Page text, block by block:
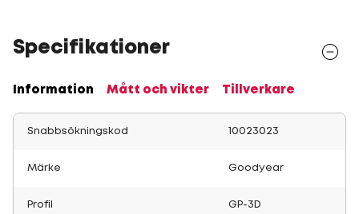
Specifikationer
Information Mått och vikter Tillverkare
Snabbsökningskod 10023023
Märke Goodyear
Profil GP-3D